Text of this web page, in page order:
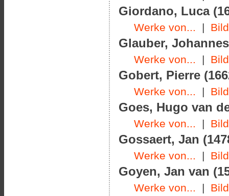
Giordano, Luca
Werke von... |
Glauber,
Werke von... |
Gobert, Pierre
Werke von... |
Goes, Hugo van
Werke von... |
Gossaert, Jan
Werke von... |
Goyen, Jan van
Werke von... |